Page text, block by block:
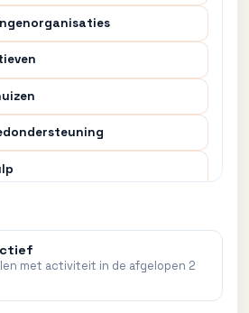
Diensten
met activiteit in de afgelopen 2